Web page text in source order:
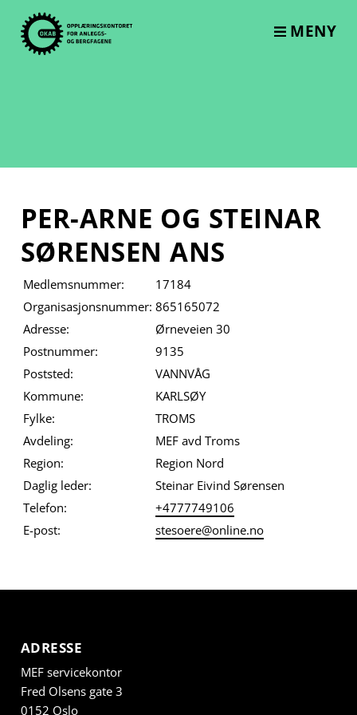
content
MENY
PER-ARNE OG STEINAR
SØRENSEN ANS
Medlemsnummer:
17184
Organisasjonsnummer: 865165072
Adresse:
Ørneveien 30
Postnummer:
9135
Poststed:
VANNVÅG
Kommune:
KARLSØY
Fylke:
TROMS
Avdeling:
MEF avd Troms
Region:
Region Nord
Daglig leder:
Steinar Eivind Sørensen
Telefon:
+4777749106
E-post:
stesoere@online.no
ADRESSE
MEF servicekontor
Fred Olsens gate 3
0152 Oslo